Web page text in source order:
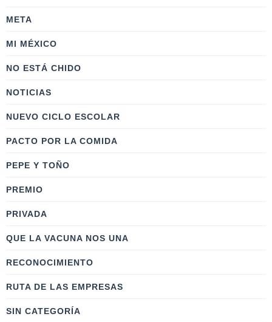
META
MI MÉXICO
NO ESTÁ CHIDO
NOTICIAS
NUEVO CICLO ESCOLAR
PACTO POR LA COMIDA
PEPE Y TOÑO
PREMIO
PRIVADA
QUE LA VACUNA NOS UNA
RECONOCIMIENTO
RUTA DE LAS EMPRESAS
SIN CATEGORÍA